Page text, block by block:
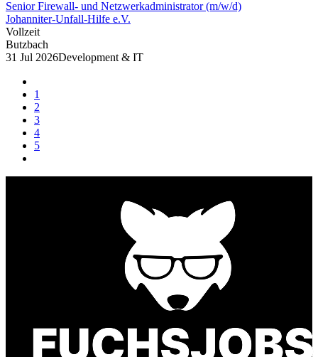
Senior Firewall- und Netzwerkadministrator (m/w/d)
Johanniter-Unfall-Hilfe e.V.
Vollzeit
Butzbach
31 Jul 2026Development & IT
1
2
3
4
5